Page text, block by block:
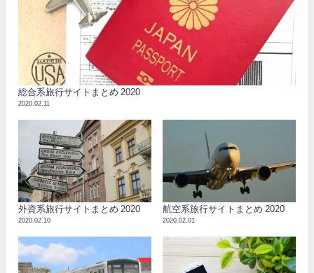
総合系旅行サイトまとめ 2020
2020.02.11
外資系旅行サイトまとめ 2020
2020.02.10
航空系旅行サイトまとめ 2020
2020.02.01